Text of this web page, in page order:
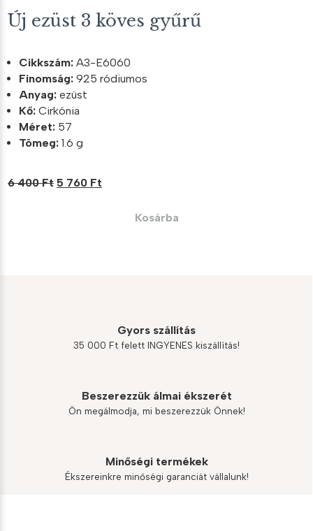
Új ezüst 3 köves gyűrű
Cikkszám: A3-E6060
Finomság: 925 ródiumos
Anyag: ezüst
Kő: Cirkónia
Méret: 57
Tömeg: 1.6 g
6 400Ft Original
5 760 Ft
Kosárba
Gyors szállítás
35 000 Ft felett INGYENES kiszállítás!
Beszerezzük álmai ékszerét
Ön megálmodja, mi beszerezzük Önnek!
Minőségi termékek
Ékszereinkre minőségi garanciát vállalunk!